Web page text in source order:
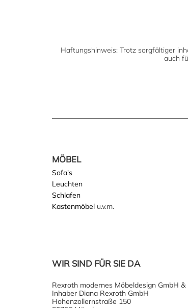
Haftungshinweis: Trotz sorgfältiger
auch
MÖBEL
Sofa's
Leuchten
Schlafen
Kastenmöbel u.v.m.
WIR SIND FÜR SIE DA
Rexroth modernes Möbeldesign GmbH &
Inhaber Diana Rexroth GmbH
Hohenzollernstraße 150